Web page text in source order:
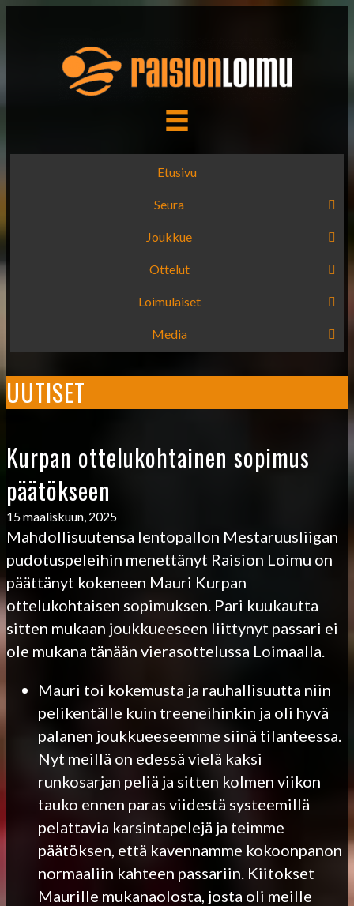
Etusivu
Seura
Joukkue
Ottelut
Loimulaiset
Media
UUTISET
Kurpan ottelukohtainen sopimus
päätökseen
15 maaliskuun, 2025
Mahdollisuutensa lentopallon Mestaruusliigan
pudotuspeleihin menettänyt Raision Loimu on
päättänyt kokeneen Mauri Kurpan
ottelukohtaisen sopimuksen. Pari kuukautta
sitten mukaan joukkueeseen liittynyt passari ei
ole mukana tänään vierasottelussa Loimaalla.
Mauri toi kokemusta ja rauhallisuutta niin
pelikentälle kuin treeneihinkin ja oli hyvä
palanen joukkueeseemme siinä tilanteessa.
Nyt meillä on edessä vielä kaksi
runkosarjan peliä ja sitten kolmen viikon
tauko ennen paras viidestä systeemillä
pelattavia karsintapelejä ja teimme
päätöksen, että kavennamme kokoonpanon
normaaliin kahteen passariin. Kiitokset
Maurille mukanaolosta, josta oli meille